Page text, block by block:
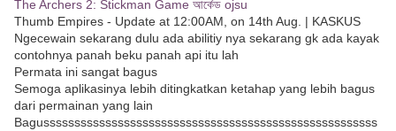
The Archers 2: Stickman Game আর্কেড ojsu
Thumb Empires - Update at 12:00AM, on 14th Aug. | KASKUS
Ngecewain sekarang dulu ada abilitiy nya sekarang gk ada kayak
contohnya panah beku panah api itu lah
Permata ini sangat bagus
Semoga aplikasinya lebih ditingkatkan ketahap yang lebih bagus
dari permainan yang lain
Bagussssssssssssssssssssssssssssssssssssssssssssssssssssss